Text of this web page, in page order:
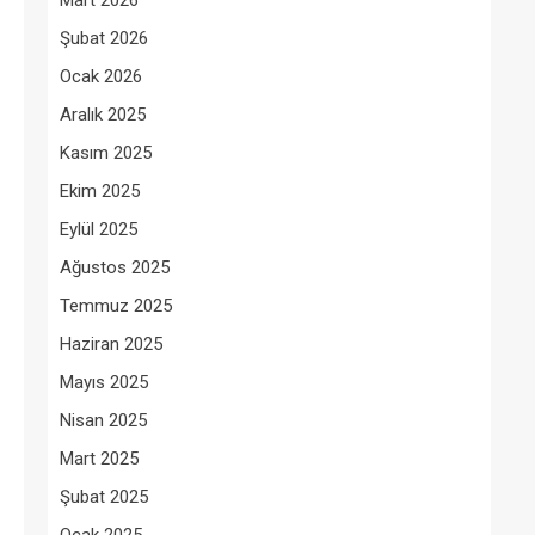
Şubat 2026
Ocak 2026
Aralık 2025
Kasım 2025
Ekim 2025
Eylül 2025
Ağustos 2025
Temmuz 2025
Haziran 2025
Mayıs 2025
Nisan 2025
Mart 2025
Şubat 2025